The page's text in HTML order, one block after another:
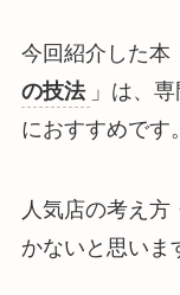
今回紹介した本
の技法 」は、
におすすめです。
人気店の考え方
かないと思いま